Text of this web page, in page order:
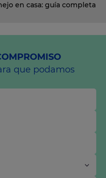
en casa: guía completa
que podamos